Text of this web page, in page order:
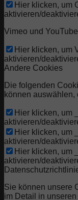
Hier klicken, um
aktivieren/
Vimeo und
Hier klicken, um
aktivieren/
Andere Cookies
Die folgenden
können auswählen,
Hier klicken, um
aktivieren/
Hier klicken, um
aktivieren/
Hier klicken, um
aktivieren/
Sie können unsere
im Detail in